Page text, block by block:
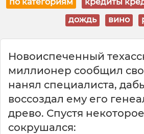
дождь
вино
Новоиспеченный
миллионер сообщил
нанял специалиста,
воссоздал ему его
древо. Спустя
сокрушался: